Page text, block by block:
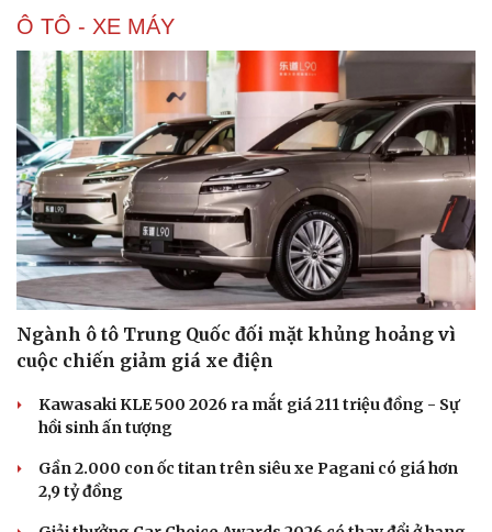
Du lịch
Tư vấn
Săn Tour
check-in
Podcast
Câu chuyện thời sự
Đọc truyện đêm khuya
Cửa sổ tình yêu
Kể chuyện cho bé
Hạt giống tâm hồn
Ô TÔ - XE MÁY
Ngành ô tô Trung Quốc đối mặt khủng hoảng vì
cuộc chiến giảm giá xe điện
Kawasaki KLE 500 2026 ra mắt giá 211 triệu đồng - Sự
hồi sinh ấn tượng
Gần 2.000 con ốc titan trên siêu xe Pagani có giá hơn
2,9 tỷ đồng